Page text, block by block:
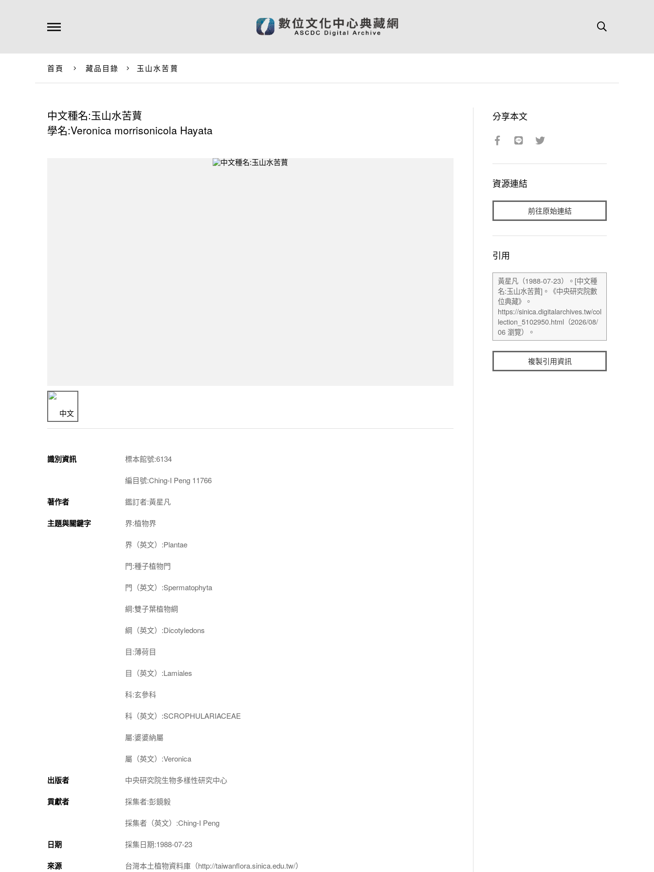
首頁 藏品目錄 玉山水苦蕒
中文種名:玉山水苦蕒
學名:Veronica morrisonicola Hayata
識別資訊 標本館號:6134
編目號:Ching-I Peng 11766
著作者 鑑訂者:黃星凡
主題與關鍵字 界:植物界
界（英文）:Plantae
門:種子植物門
門（英文）:Spermatophyta
綱:雙子葉植物綱
綱（英文）:Dicotyledons
目:薄荷目
目（英文）:Lamiales
科:玄參科
科（英文）:SCROPHULARIACEAE
屬:婆婆納屬
屬（英文）:Veronica
出版者 中央研究院生物多樣性研究中心
貢獻者 採集者:彭鏡毅
採集者（英文）:Ching-I Peng
日期 採集日期:1988-07-23
來源 台灣本土植物資料庫（http://taiwanflora.sinica.edu.tw/）
分享本文
資源連結
前往原始連結
引用
複製引用資訊